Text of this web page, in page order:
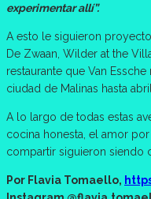
experimentar allí”.
A esto le siguieron
De Zwaan, Wilder at the
restaurante que Van
ciudad de Malinas hasta
A lo largo de todas estas
cocina honesta, el amor
compartir siguieron siendo
Por Flavia Tomaello,